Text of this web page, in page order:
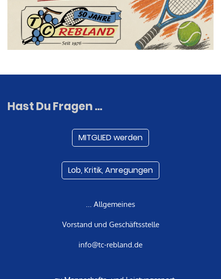
Hast Du Fragen ...
MITGLIED werden
Lob, Kritik, Anregungen
... Allgemeines
Vorstand und Geschäftsstelle
info@tc-rebland.de